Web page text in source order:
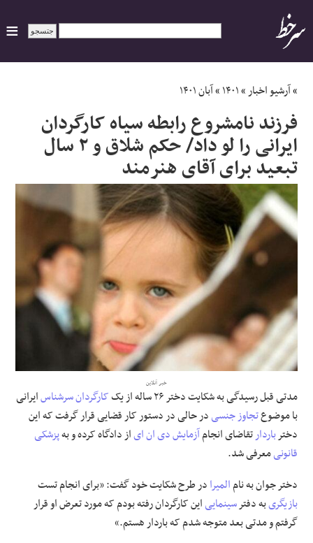
ایران
سیاسی
اقتصاد
ورزشی
جهان
اجتماعی
حوادث
علوم و فن آوری
مقالات
»آرشیو اخبار»۱۴۰۱»آبان ۱۴۰۱
فرزند نامشروع رابطه سیاه کارگردان
ایرانی را لو داد/ حکم شلاق و ۲ سال
تبعید برای آقای هنرمند
خبر آنلاین
مدتی قبل رسیدگی به شکایت دختر ۲۶ ساله از یک کارگردانسرشناسایرانی
با موضوعتجاوز جنسیدر حالی در دستور کار قضایی قرار گرفت که این
دخترباردارتقاضای انجامآزمایشدی ان ایاز دادگاه کرده و بهپزشکی
قانونیمعرفی شد.
دختر جوان به نامالمیرادر طرح شکایت خود گفت: «برای انجام تست
بازیگریبه دفترسینماییاین کارگردان رفته بودم که مورد تعرض او قرار
گرفتم و مدتی بعد متوجه شدم که باردار هستم.»